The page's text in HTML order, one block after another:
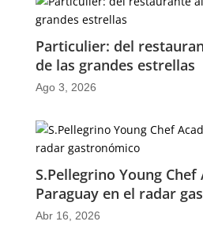
Particulier: del
de las grandes estrellas
Ago 3, 2026
S.Pellegrino Young Chef
Paraguay en el radar
Abr 16, 2026